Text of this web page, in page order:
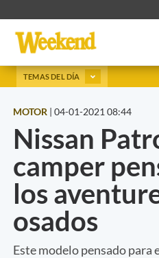
TEMAS DEL DÍA
MOTOR | 04-01-2021 08:44
Nissan
camper
los
osados
Este modelo pensado para